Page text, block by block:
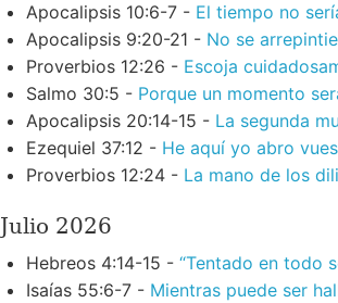
Apocalipsis 10:6-7 - El tiempo no
Apocalipsis 9:20-21 - No se
Proverbios 12:26 - Escoja
Salmo 30:5 - Porque un momento
Apocalipsis 20:14-15 - La segunda
Ezequiel 37:12 - He aquí yo abro
Proverbios 12:24 - La mano de los
Julio 2026
Hebreos 4:14-15 - “Tentado en todo
Isaías 55:6-7 - Mientras puede ser